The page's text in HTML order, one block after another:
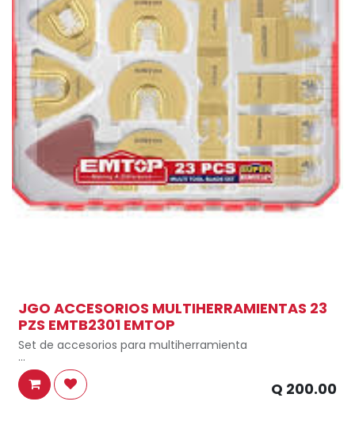
JGO ACCESORIOS MULTIHERRAMIENTAS 23
PZS EMTB2301 EMTOP
Set de accesorios para multiherramienta
23 piezas incluidas
Material: M42 / CR-V (acero de alta resistencia)
Q 200.00